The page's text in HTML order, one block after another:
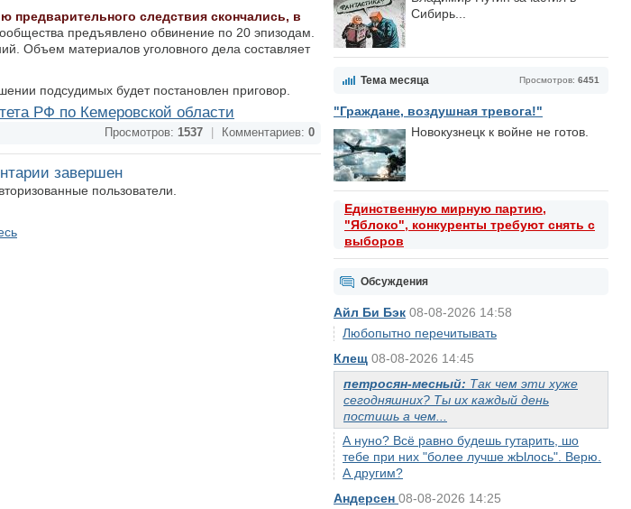
Сибирь...
Просмотров: 6451
Тема месяца
"Граждане, воздушная тревога!"
Новокузнецк к войне не готов.
Единственную мирную партию,
"Яблоко", конкуренты требуют снять с
выборов
Обсуждения
Айл Би Бэк 08-08-2026 14:58
Любопытно перечитывать
Клещ 08-08-2026 14:45
петросян-месный: Так чем эти хуже
сегодняшних? Ты их каждый день
постишь а чем...
А нуно? Всё равно будешь гутарить, шо
тебе при них "более лучше жЫлось". Верю.
А другим?
Андерсен 08-08-2026 14:25
предварительного следствия скончались, в
предъявлено обвинение по 20 эпизодам.
Объем материалов уголовного дела составляет
подсудимых будет постановлен приговор.
РФ по Кемеровской области
Просмотров: 1537 Комментариев: 0
завершен
пользователи.